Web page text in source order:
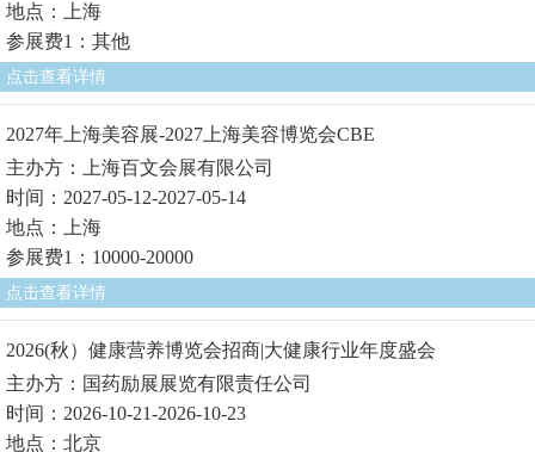
地点：上海
参展费1：其他
点击查看详情
2027年上海美容展-2027上海美容博览会CBE
主办方：上海百文会展有限公司
时间：2027-05-12-2027-05-14
地点：上海
参展费1：10000-20000
点击查看详情
2026(秋）健康营养博览会招商|大健康行业年度盛会
主办方：国药励展展览有限责任公司
时间：2026-10-21-2026-10-23
地点：北京